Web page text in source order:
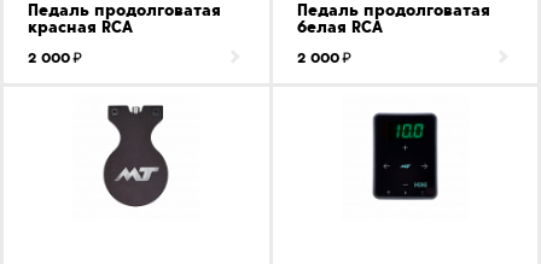
Педаль продолговатая
красная RCA
2 000
Педаль продолговатая
белая RCA
2 000